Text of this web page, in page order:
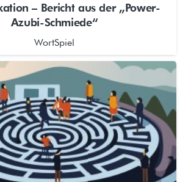
– Bericht aus der „Power-
Azubi-Schmiede“
WortSpiel